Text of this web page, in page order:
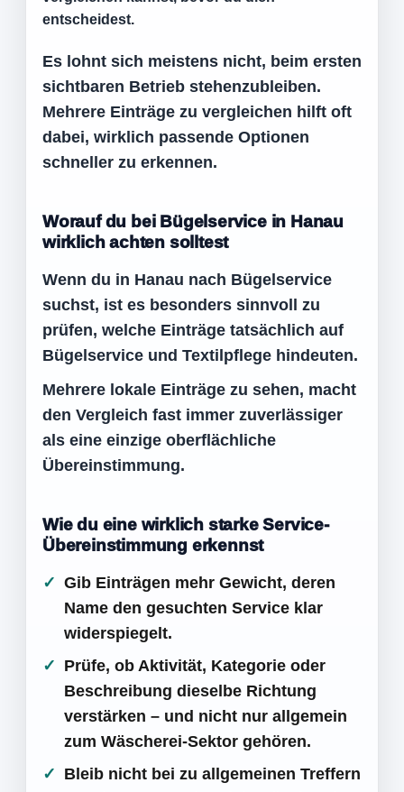
entscheidest.
Es lohnt sich meistens nicht, beim ersten
sichtbaren Betrieb stehenzubleiben.
Mehrere Einträge zu vergleichen hilft oft
dabei, wirklich passende Optionen
schneller zu erkennen.
Worauf du bei Bügelservice in Hanau
wirklich achten solltest
Wenn du in Hanau nach Bügelservice
suchst, ist es besonders sinnvoll zu
prüfen, welche Einträge tatsächlich auf
Bügelservice und Textilpflege hindeuten.
Mehrere lokale Einträge zu sehen, macht
den Vergleich fast immer zuverlässiger
als eine einzige oberflächliche
Übereinstimmung.
Wie du eine wirklich starke Service-
Übereinstimmung erkennst
Gib Einträgen mehr Gewicht, deren
Name den gesuchten Service klar
widerspiegelt.
Prüfe, ob Aktivität, Kategorie oder
Beschreibung dieselbe Richtung
verstärken – und nicht nur allgemein
zum Wäscherei-Sektor gehören.
Bleib nicht bei zu allgemeinen Treffern